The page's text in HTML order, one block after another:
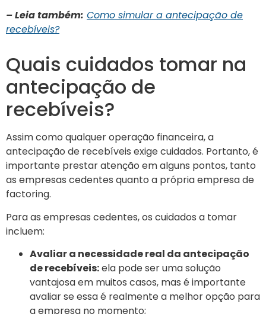
– Leia também: Como simular a antecipação de
recebíveis?
Quais cuidados tomar na
antecipação de
recebíveis?
Assim como qualquer operação financeira, a
antecipação de recebíveis exige cuidados. Portanto, é
importante prestar atenção em alguns pontos, tanto
as empresas cedentes quanto a própria empresa de
factoring.
Para as empresas cedentes, os cuidados a tomar
incluem:
Avaliar a necessidade real da antecipação
de recebíveis:ela pode ser uma solução
vantajosa em muitos casos, mas é importante
avaliar se essa é realmente a melhor opção para
a empresa no momento;